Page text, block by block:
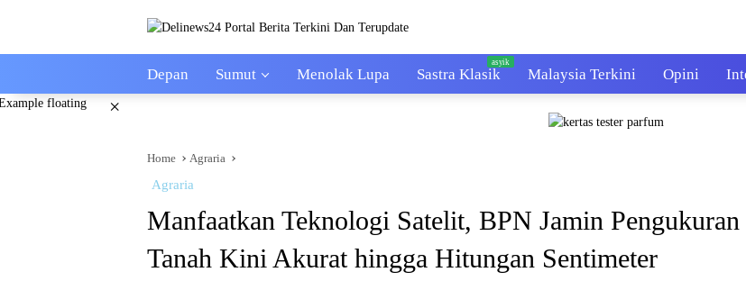
Depan Sumut Menolak Lupa Sastra Klasik Malaysia Terkini Opini
×
Home Agraria
Agraria
Manfaatkan Teknologi Satelit, BPN Jamin Pengukuran
Tanah Kini Akurat hingga Hitungan Sentimeter